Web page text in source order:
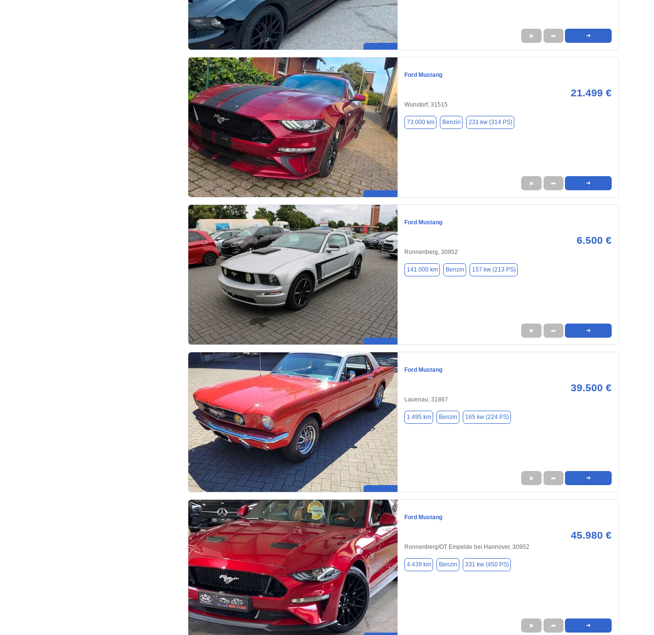
★ ➦ ➜
Ford Mustang
21.499 €
Wunstorf, 31515
73.000 km Benzin 231 kw (314 PS)
★ ➦ ➜
Ford Mustang
6.500 €
Ronnenberg, 30952
141.000 km Benzin 157 kw (213 PS)
★ ➦ ➜
Ford Mustang
39.500 €
Lauenau, 31867
1.495 km Benzin 165 kw (224 PS)
★ ➦ ➜
Ford Mustang
45.980 €
Ronnenberg/OT Empelde bei Hannover, 30952
4.439 km Benzin 331 kw (450 PS)
★ ➦ ➜